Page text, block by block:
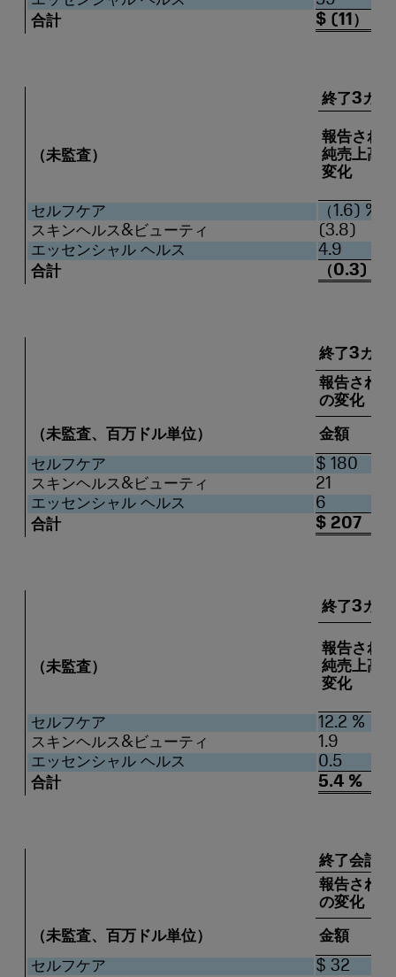
合計
$ (11）
終了3カ
（未監査）
報告された
純売上高の
変化
セルフケア
（1.6) %
スキンヘルス&ビューティ
(3.8)
エッセンシャル ヘルス
4.9
合計
（0.3) %
終了3カ
報告され
の変化
（未監査、百万ドル単位）
金額
セルフケア
$ 180
スキンヘルス&ビューティ
21
エッセンシャル ヘルス
6
合計
$ 207
終了3カ
（未監査）
報告された
純売上高の
変化
セルフケア
12.2 %
スキンヘルス&ビューティ
1.9
エッセンシャル ヘルス
0.5
合計
5.4 %
終了会計
報告され
の変化
（未監査、百万ドル単位）
金額
セルフケア
$ 32